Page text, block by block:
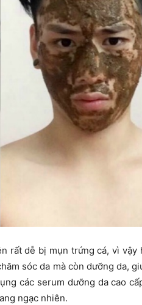
rất dễ bị mụn trứng cá, vì vậy
sóc da mà còn dưỡng da,
các serum dưỡng da cao
ngạc nhiên.